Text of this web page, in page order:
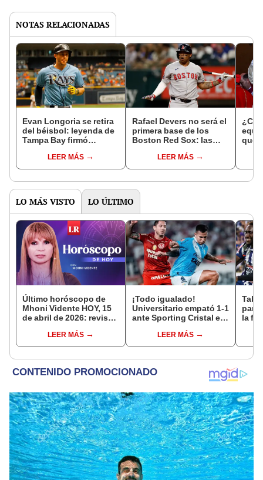
NOTAS RELACIONADAS
Evan Longoria se retira
del béisbol: leyenda de
Tampa Bay firmó
despedirse de la MLB
LEER MÁS
Rafael Devers no será el
primera base de los
Boston Red Sox: las
rechazar la propuesta
LEER MÁS
que
LO MÁS VISTO LO ÚLTIMO
Último horóscopo de
Mhoni Vidente HOY, 15
de abril de 2026: revisa
signo y entérate si te
espera un día
LEER MÁS
¡Todo igualado!
Universitario empató 1-1
ante Sporting Cristal en
por el Torneo Clausura
de la Liga 1 2026
LEER MÁS
la